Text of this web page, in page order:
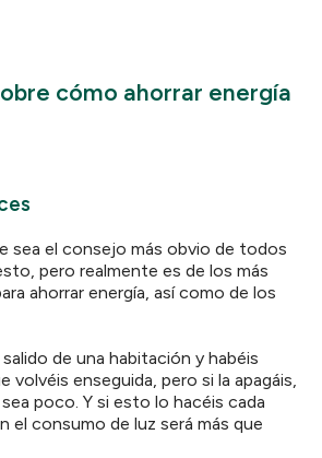
cómo ahorrar energía
sea el consejo más obvio de todos
pero realmente es de los más
ahorrar energía, así como de los
de una habitación y habéis
volvéis enseguida, pero si la apagáis,
poco. Y si esto lo hacéis cada
el consumo de luz será más que